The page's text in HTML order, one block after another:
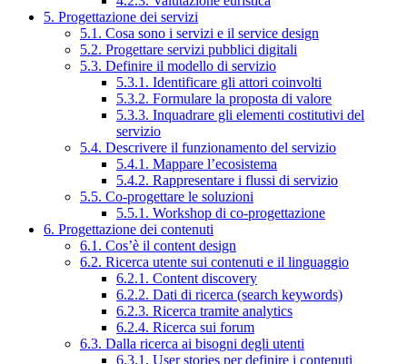
5. Progettazione dei servizi
5.1. Cosa sono i servizi e il service design
5.2. Progettare servizi pubblici digitali
5.3. Definire il modello di servizio
5.3.1. Identificare gli attori coinvolti
5.3.2. Formulare la proposta di valore
5.3.3. Inquadrare gli elementi costitutivi del
servizio
5.4. Descrivere il funzionamento del servizio
5.4.1. Mappare l’ecosistema
5.4.2. Rappresentare i flussi di servizio
5.5. Co-progettare le soluzioni
5.5.1. Workshop di co-progettazione
6. Progettazione dei contenuti
6.1. Cos’è il content design
6.2. Ricerca utente sui contenuti e il linguaggio
6.2.1. Content discovery
6.2.2. Dati di ricerca (search keywords)
6.2.3. Ricerca tramite analytics
6.2.4. Ricerca sui forum
6.3. Dalla ricerca ai bisogni degli utenti
6.3.1. User stories per definire i contenuti